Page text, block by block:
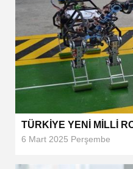
TÜRKİYE YENİ MİLLİ
6 Mart 2025 Perşembe